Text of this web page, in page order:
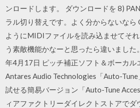
ンロードします。 ダウンロードを 8)
ラル切り替えです。よく分からないなら
ようにMIDIファイルを読み込ませてそ
う素敵機能かなーと思ったら違いまし
年4月17日 ピッチ補正ソフト＆ボーカル
Antares Audio Technologies「Auto-
試せる簡易バージョン「Auto-Tune
ィアファクトリーダイレクトストアでダ